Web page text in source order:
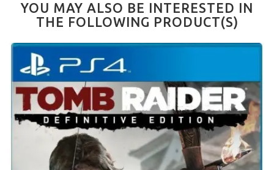
YOU MAY ALSO BE INTERESTED IN
THE FOLLOWING PRODUCT(S)